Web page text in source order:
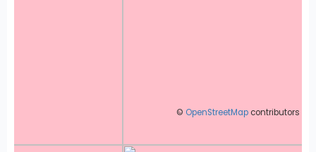
© OpenStreetMap contributors